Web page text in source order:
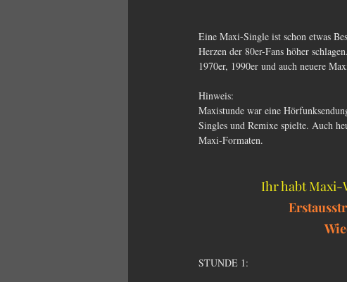
Eine Maxi-Single ist schon etwas
Herzen der 80er-Fans höher
1970er, 1990er und auch neuere
Hinweis:
Maxistunde war eine
Singles und Remixe spielte. Auch
Maxi-Formaten.
Ihr habt Maxi-
STUNDE 1: